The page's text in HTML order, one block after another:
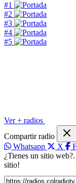
#1
#2
#3
#4
#5
Ver + radios
Compartir radio
Whatsapp
X
¿Tienes un sitio
sitio!